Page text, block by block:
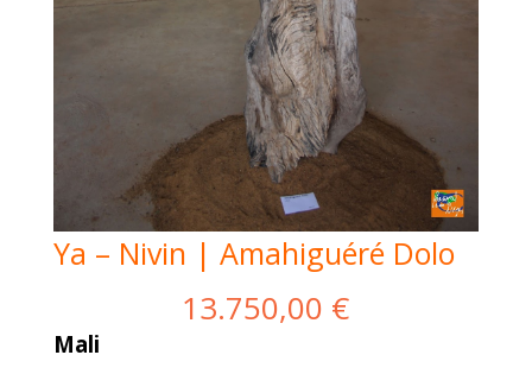
Ya – Nivin | Amahiguéré Dolo
13.750,00 €
Mali